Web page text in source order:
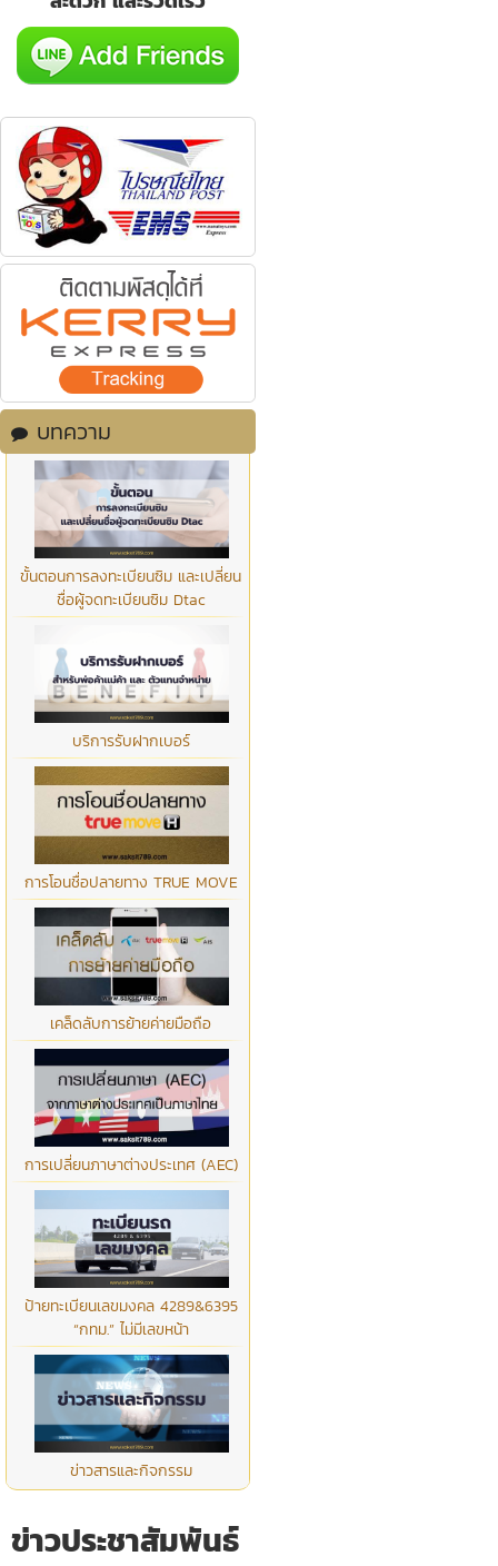
บทความ
ขั้นตอนการลงทะเบียนซิม และเปลี่ยน
ชื่อผู้จดทะเบียนซิม Dtac
บริการรับฝากเบอร์
การโอนชื่อปลายทาง TRUE MOVE
เคล็ดลับการย้ายค่ายมือถือ
การเปลี่ยนภาษาต่างประเทศ (AEC)
ป้ายทะเบียนเลขมงคล 4289&6395
“กทม.” ไม่มีเลขหน้า
ข่าวสารและกิจกรรม
ข่าวประชาสัมพันธ์